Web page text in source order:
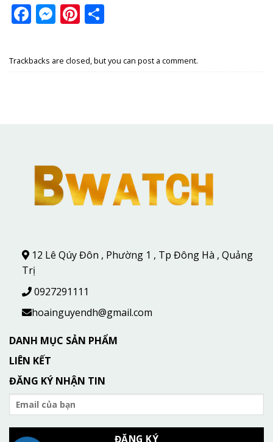
Facebook
Messenger
Pinterest
Trackbacks are closed, but you can post a comment.
12 Lê Qúy Đôn , Phường 1 , Tp Đông Hà , Quảng
Trị
0927291111
hoainguyendh@gmail.com
DANH MỤC SẢN PHẨM
LIÊN KẾT
ĐĂNG KÝ NHẬN TIN